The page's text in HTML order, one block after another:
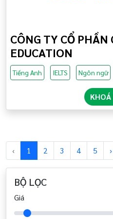
CÔNG TY CỔ PHẦN
EDUCATION
Tiếng Anh IELTS Ngôn ngữ
KHOÁ
‹ 1 2 3 4 5 ›
BỘ LỌC
Giá